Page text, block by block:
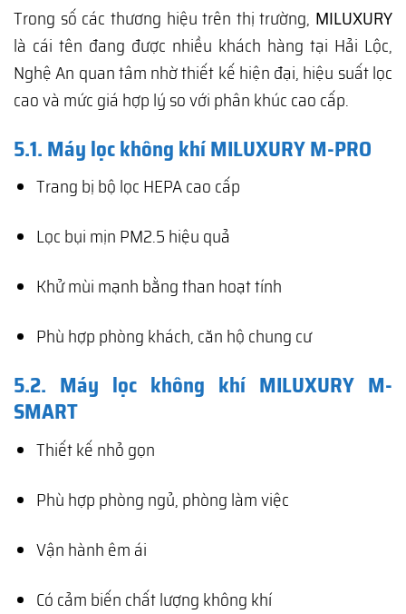
Trong số các thương hiệu trên thị trường, MILUXURY
là cái tên đang được nhiều khách hàng tại Hải Lộc,
Nghệ An quan tâm nhờ thiết kế hiện đại, hiệu suất lọc
cao và mức giá hợp lý so với phân khúc cao cấp.
5.1. Máy lọc không khí MILUXURY M-PRO
Trang bị bộ lọc HEPA cao cấp
Lọc bụi mịn PM2.5 hiệu quả
Khử mùi mạnh bằng than hoạt tính
Phù hợp phòng khách, căn hộ chung cư
5.2. Máy lọc không khí MILUXURY M-
SMART
Thiết kế nhỏ gọn
Phù hợp phòng ngủ, phòng làm việc
Vận hành êm ái
Có cảm biến chất lượng không khí